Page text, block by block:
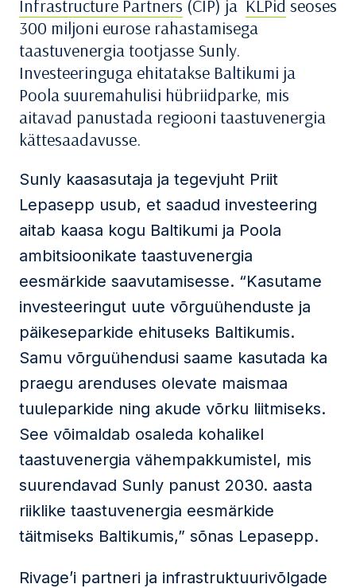
Infrastructure Partners (CIP) ja KLPid seoses
300 miljoni eurose rahastamisega
taastuvenergia tootjasse Sunly.
Investeeringuga ehitatakse Baltikumi ja
Poola suuremahulisi hübriidparke, mis
aitavad panustada regiooni taastuvenergia
kättesaadavusse.
Sunly kaasasutaja ja tegevjuht Priit
Lepasepp usub, et saadud investeering
aitab kaasa kogu Baltikumi ja Poola
ambitsioonikate taastuvenergia
eesmärkide saavutamisesse. “Kasutame
investeeringut uute võrguühenduste ja
päikeseparkide ehituseks Baltikumis.
Samu võrguühendusi saame kasutada ka
praegu arenduses olevate maismaa
tuuleparkide ning akude võrku liitmiseks.
See võimaldab osaleda kohalikel
taastuvenergia vähempakkumistel, mis
suurendavad Sunly panust 2030. aasta
riiklike taastuvenergia eesmärkide
täitmiseks Baltikumis,” sõnas Lepasepp.
Rivage’i partneri ja infrastruktuurivõlgade